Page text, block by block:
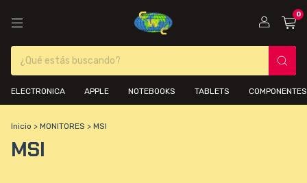
0
ELECTRONICA APPLE NOTEBOOKS TABLETS
Inicio > MONITORES > MSI
MSI